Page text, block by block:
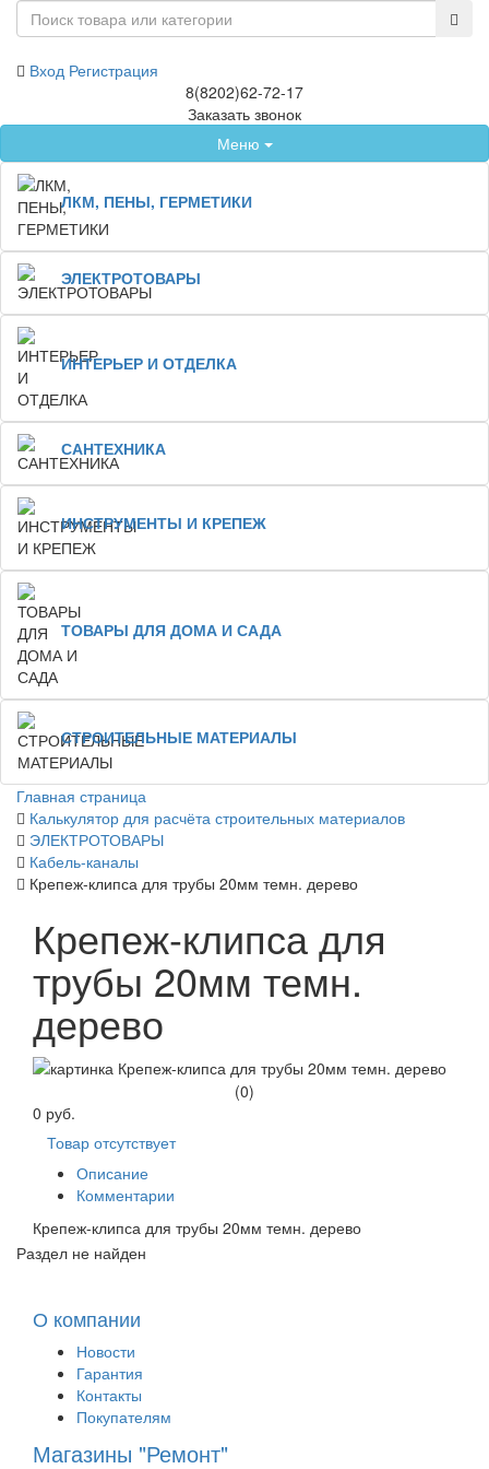
Вход Регистрация
8(8202)62-72-17
Заказать звонок
Меню
ЛКМ, ПЕНЫ, ГЕРМЕТИКИ
ЭЛЕКТРОТОВАРЫ
ИНТЕРЬЕР И ОТДЕЛКА
САНТЕХНИКА
ИНСТРУМЕНТЫ И КРЕПЕЖ
ТОВАРЫ ДЛЯ ДОМА И САДА
СТРОИТЕЛЬНЫЕ МАТЕРИАЛЫ
Главная страница
Калькулятор для расчёта строительных материалов
ЭЛЕКТРОТОВАРЫ
Кабель-каналы
Крепеж-клипса для трубы 20мм темн. дерево
Крепеж-клипса для
трубы 20мм темн.
дерево
(0)
0 руб.
Товар отсутствует
Описание
Комментарии
Крепеж-клипса для трубы 20мм темн. дерево
Раздел не найден
О компании
Новости
Гарантия
Контакты
Покупателям
Магазины "Ремонт"